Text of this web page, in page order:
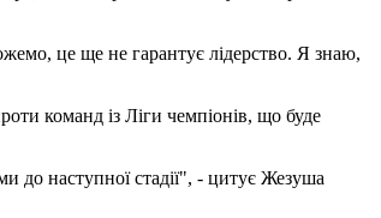
це ще не гарантує лідерство. Я знаю,
команд із Ліги чемпіонів, що буде
до наступної стадії", - цитує Жезуша